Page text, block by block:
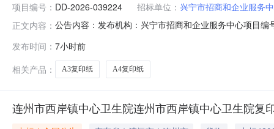
项目编号： DD-2026-039224 招标单位： 兴宁市招商和企业服务
正文内容： 公告内容：发布机构：兴宁市招商和企业服务中心项目
一楼联系方式：13826656117供应商(乙方)：兴宁市泰
发布时间： 7小时前
相关产品：
A3复印纸 A4复印纸
连州市西岸镇中心卫生院连州市西岸镇中心卫生院复